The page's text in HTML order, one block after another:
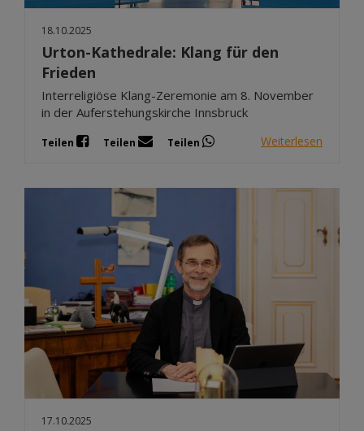
18.10.2025
Urton-Kathedrale: Klang für den
Frieden
Interreligiöse Klang-Zeremonie am 8. November
in der Auferstehungskirche Innsbruck
Teilen Teilen Teilen Weiterlesen
17.10.2025